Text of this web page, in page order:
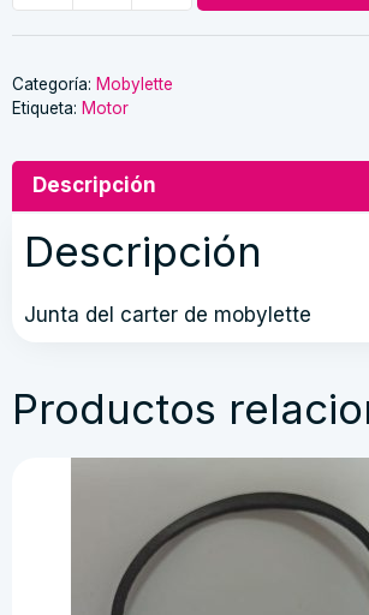
Categoría: Mobylette
Etiqueta: Motor
Descripción
Descripción
Junta del carter de mobylette
Productos